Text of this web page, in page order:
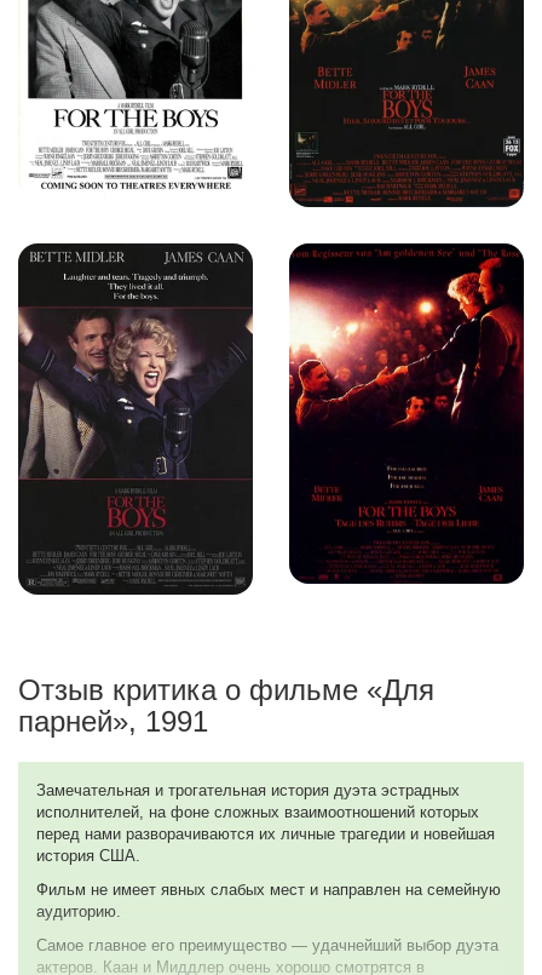
Отзыв критика о фильме «Для
парней», 1991
Замечательная и трогательная история дуэта эстрадных
исполнителей, на фоне сложных взаимоотношений которых
перед нами разворачиваются их личные трагедии и новейшая
история США.
Фильм не имеет явных слабых мест и направлен на семейную
аудиторию.
Самое главное его преимущество — удачнейший выбор дуэта
актеров. Каан и Миддлер очень хорошо смотрятся в